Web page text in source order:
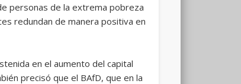
personas de la extrema pobreza
redundan de manera positiva en
en el aumento del capital
precisó que el BAfD, que en la